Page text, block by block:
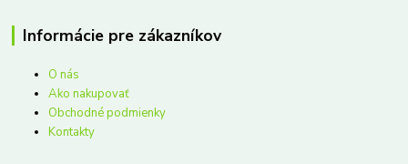
Informácie pre zákazníkov
O nás
Ako nakupovať
Obchodné podmienky
Kontakty